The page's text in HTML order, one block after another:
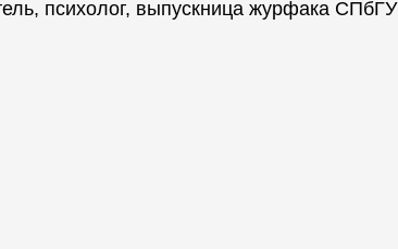
психолог, выпускница журфака СПбГУ